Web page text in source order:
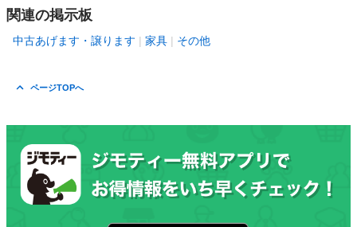
関連の掲示板
中古あげます・譲ります 家具 その他
ページTOPへ